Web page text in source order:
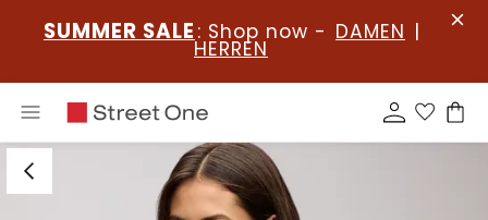
SUMMER SALE : Shop now - DAMEN |
HERREN